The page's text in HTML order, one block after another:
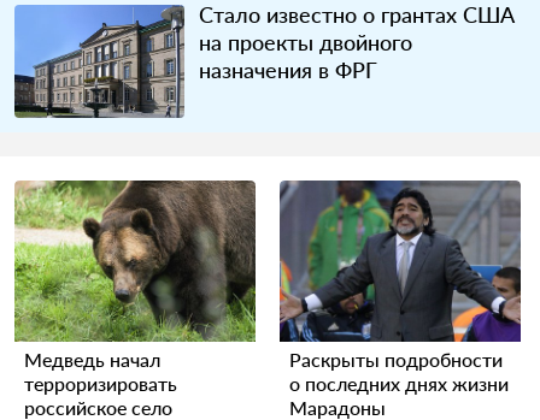
Стало известно о грантах США
на проекты двойного
назначения в ФРГ
Медведь начал
терроризировать
российское село
Раскрыты подробности
о последних днях жизни
Марадоны